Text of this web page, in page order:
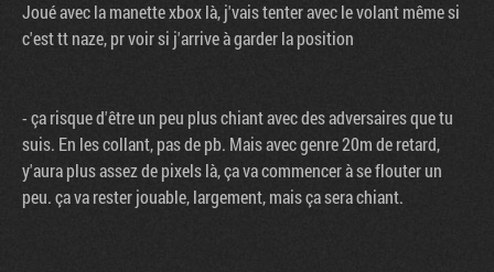
Joué avec la manette xbox là, j'vais tenter avec le volant même si
c'est tt naze, pr voir si j'arrive à garder la position
- ça risque d'être un peu plus chiant avec des adversaires que tu
suis. En les collant, pas de pb. Mais avec genre 20m de retard,
y'aura plus assez de pixels là, ça va commencer à se flouter un
peu. ça va rester jouable, largement, mais ça sera chiant.